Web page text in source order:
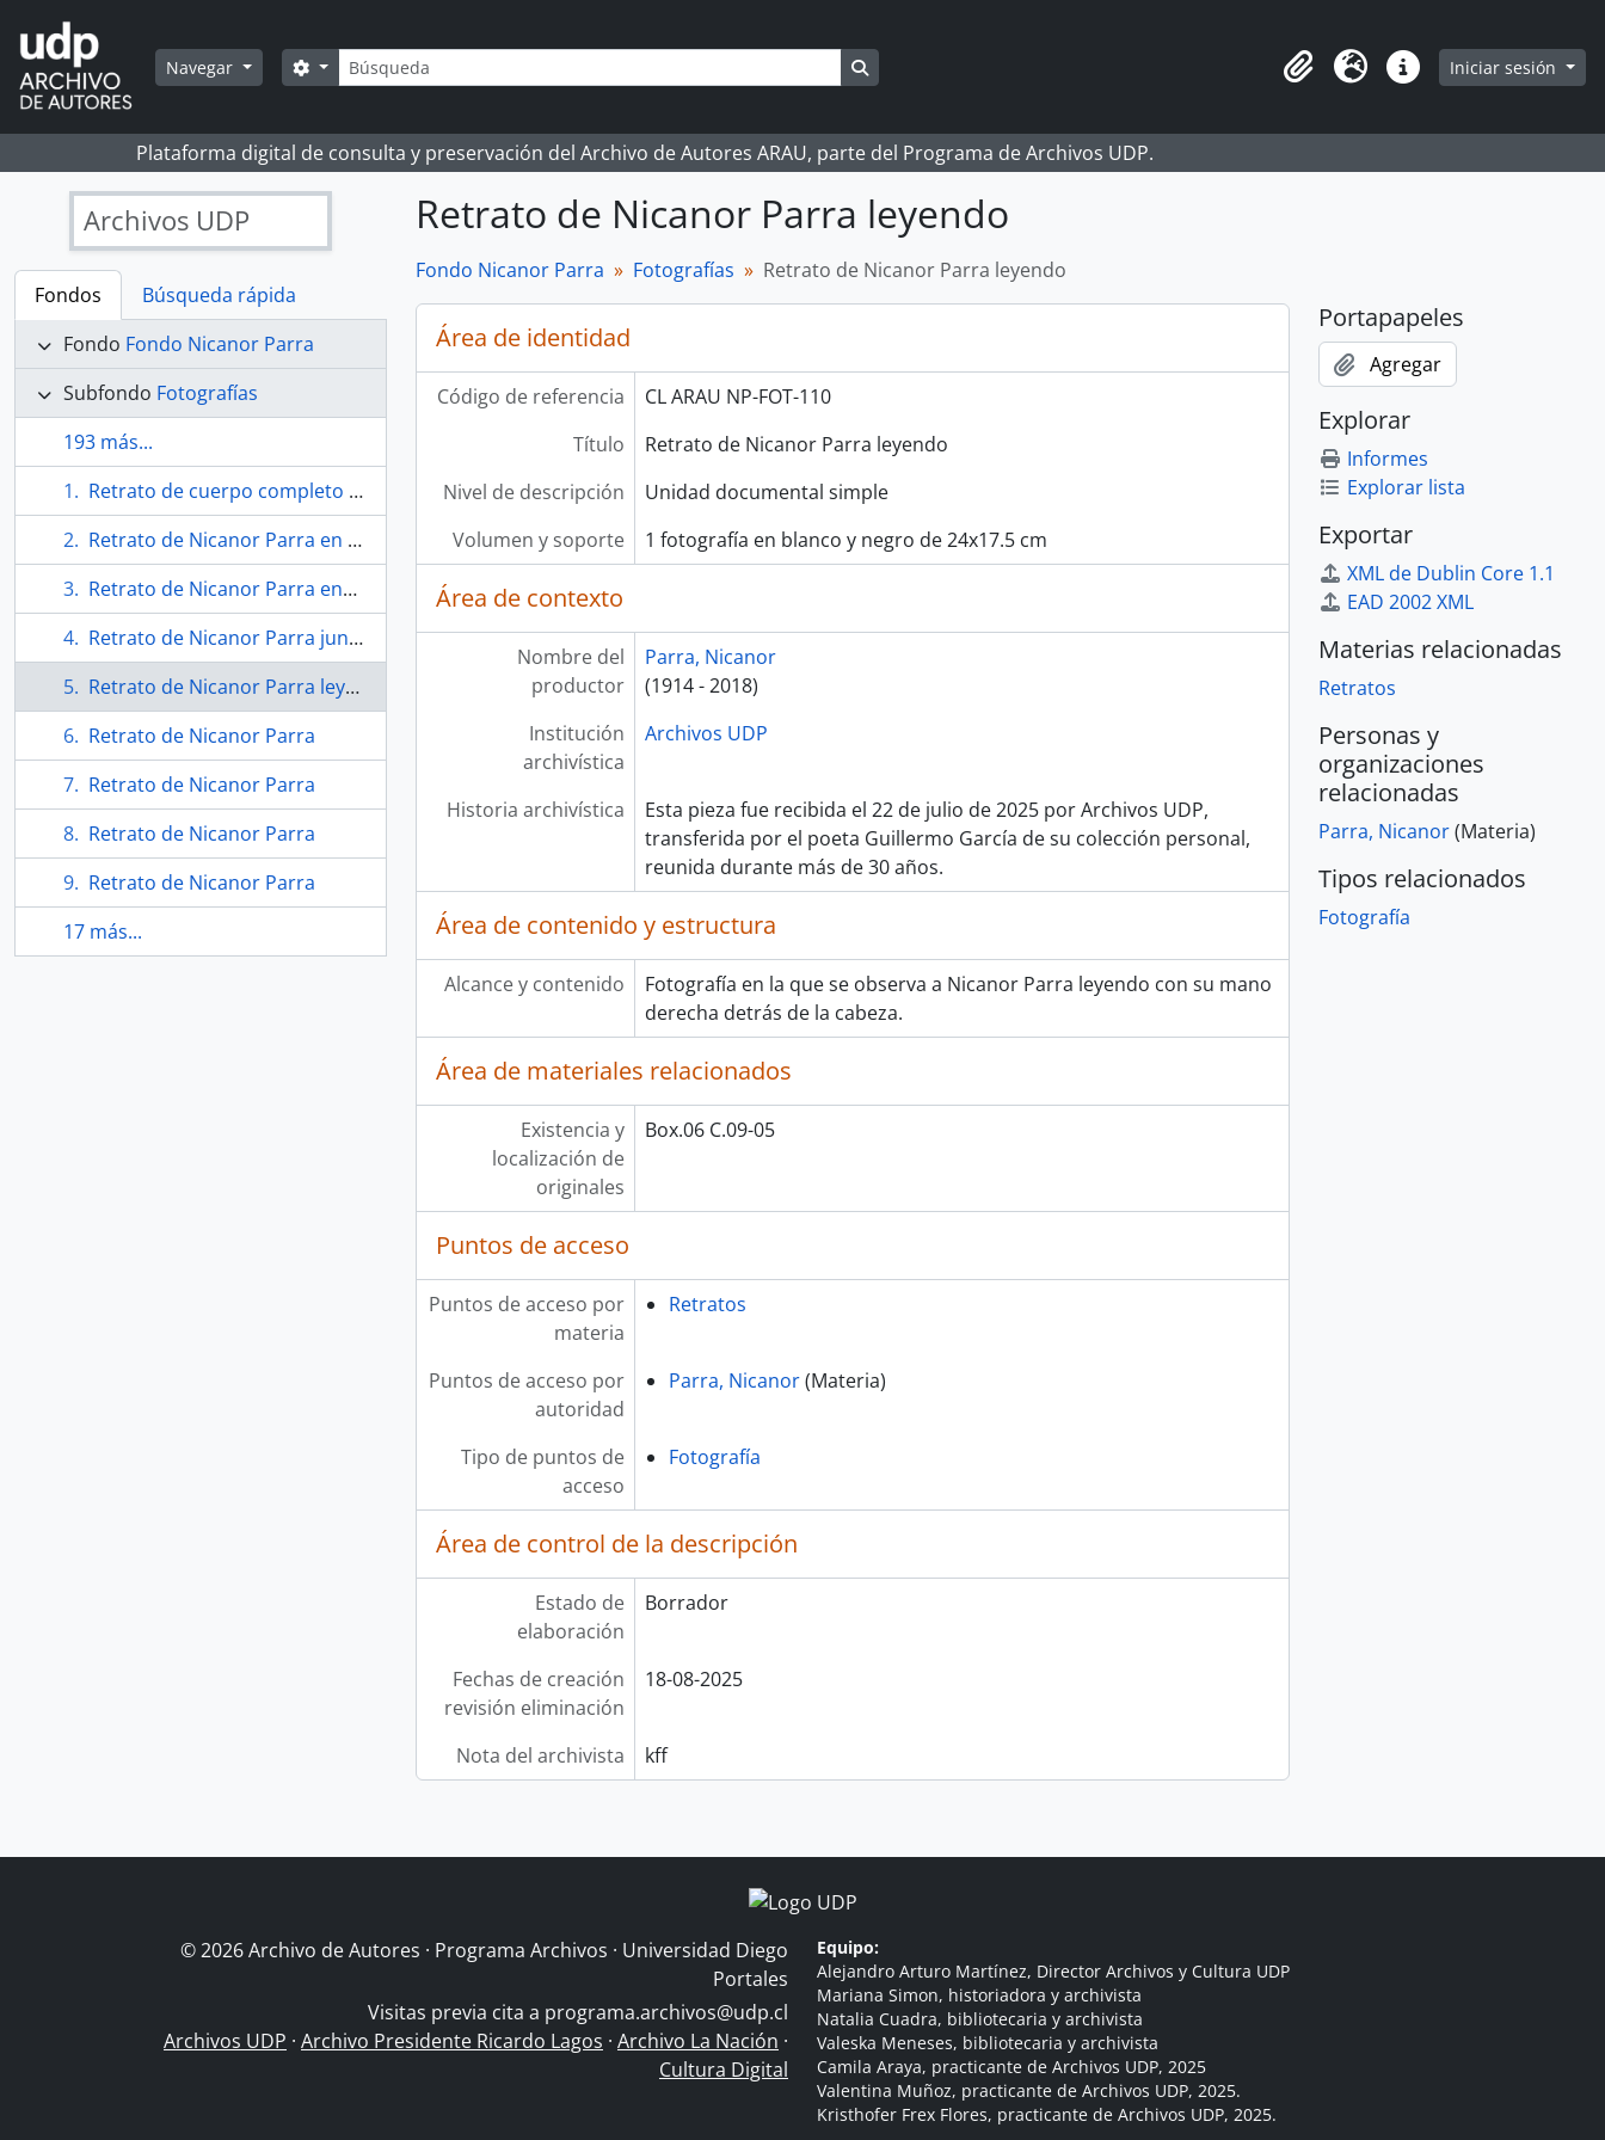
Skip to main content
Navegar Búsqueda
Search options
Portapapeles
Idioma Enlaces rápidos
Iniciar sesión
Plataforma digital de consulta y preservación del Archivo de Autores ARAU, parte del Programa de Archivos UDP.
Archivos UDP
Fondos
Búsqueda rápida
Fondo Fondo Nicanor Parra
Subfondo Fotografías
193 más...
Retrato de cuerpo completo de Nicanor Parra
Retrato de Nicanor Parra en celebración de sus 80 años
Retrato de Nicanor Parra enmarcado
Retrato de Nicanor Parra junto a la Estatua de la Libertad
Retrato de Nicanor Parra leyendo
Retrato de Nicanor Parra
Retrato de Nicanor Parra
Retrato de Nicanor Parra
Retrato de Nicanor Parra
17 más...
Retrato de Nicanor Parra leyendo
Fondo Nicanor Parra Fotografías Retrato de Nicanor Parra leyendo
Área de identidad
Código de referencia
CL ARAU NP-FOT-110
Título
Retrato de Nicanor Parra leyendo
Nivel de descripción
Unidad documental simple
Volumen y soporte
1 fotografía en blanco y negro de 24x17.5 cm
Área de contexto
Nombre del
productor
Parra, Nicanor
(1914 - 2018)
Institución
archivística
Archivos UDP
Historia archivística
Esta pieza fue recibida el 22 de julio de 2025 por Archivos UDP,
transferida por el poeta Guillermo García de su colección personal,
reunida durante más de 30 años.
Área de contenido y estructura
Alcance y contenido
Fotografía en la que se observa a Nicanor Parra leyendo con su mano
derecha detrás de la cabeza.
Área de materiales relacionados
Existencia y
localización de
originales
Box.06 C.09-05
Puntos de acceso
Puntos de acceso por
materia
Retratos
Puntos de acceso por
autoridad
Parra, Nicanor(Materia)
Tipo de puntos de
acceso
Fotografía
Área de control de la descripción
Estado de
elaboración
Borrador
Fechas de creación
revisión eliminación
18-08-2025
Nota del archivista kff
Portapapeles
Agregar
Explorar
Informes
Explorar lista
Exportar
XML de Dublin Core 1.1
EAD 2002 XML
Materias relacionadas
Retratos
Personas y
organizaciones
relacionadas
Parra, Nicanor(Materia)
Tipos relacionados
Fotografía
© 2026 Archivo de Autores · Programa Archivos · Universidad Diego
Portales
Visitas previa cita a programa.archivos@udp.cl
Archivos UDP · Archivo Presidente Ricardo Lagos · Archivo La Nación ·
Cultura Digital
Equipo:
Alejandro Arturo Martínez, Director Archivos y Cultura UDP
Mariana Simon, historiadora y archivista
Natalia Cuadra, bibliotecaria y archivista
Valeska Meneses, bibliotecaria y archivista
Camila Araya, practicante de Archivos UDP, 2025
Valentina Muñoz, practicante de Archivos UDP, 2025.
Kristhofer Frex Flores, practicante de Archivos UDP, 2025.